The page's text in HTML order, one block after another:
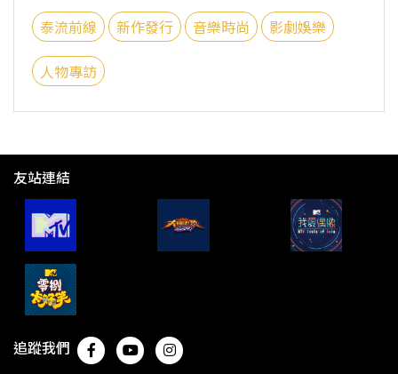
泰流前線 新作發行 音樂時尚 影劇娛樂
人物專訪
友站連結
追蹤我們